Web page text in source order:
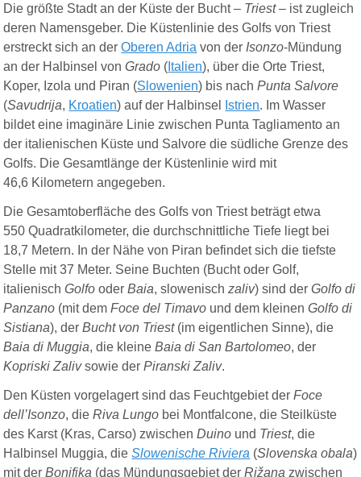
Die größte Stadt an der Küste der Bucht – Triest– ist zugleich
deren Namensgeber. Die Küstenlinie des Golfs von Triest
erstreckt sich an derOberen Adria von der Isonzo-Mündung
an der Halbinsel vonGrado ( Italien), über die Orte Triest,
Koper, Izola und Piran (Slowenien) bis nachPunta Salvore
(Savudrija, Kroatien) auf der Halbinsel Istrien. Im Wasser
bildet eine imaginäre Linie zwischen Punta Tagliamento an
der italienischen Küste und Salvore die südliche Grenze des
Golfs. Die Gesamtlänge der Küstenlinie wird mit
46,6 Kilometern angegeben.
Die Gesamtoberfläche des Golfs von Triest beträgt etwa
550 Quadratkilometer, die durchschnittliche Tiefe liegt bei
18,7 Metern. In der Nähe von Piran befindet sich die tiefste
Stelle mit 37 Meter. Seine Buchten (Bucht oder Golf,
italienischGolfo oderBaia, slowenischzaliv) sind derGolfo di
Panzano (mit demFoce del Timavo und dem kleinenGolfo di
Sistiana), derBucht von Triest(im eigentlichen Sinne), die
Baia di Muggia, die kleineBaia di San Bartolomeo, der
Kopriski Zalivsowie derPiranski Zaliv.
Den Küsten vorgelagert sind das Feuchtgebiet derFoce
dell’Isonzo, dieRiva Lungo bei Montfalcone, die Steilküste
des Karst (Kras, Carso) zwischenDuino und Triest, die
Halbinsel Muggia, dieSlowenische Riviera (Slovenska obala)
mit derBonifika (das Mündungsgebiet derRižana zwischen